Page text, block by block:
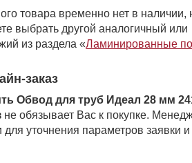
товара временно нет в наличии,
выбрать другой аналогичный или
из раздела «Ламинированные
заказ
Обвод для труб Идеал 28 мм
не обязывает Вас к покупке.
для уточнения параметров заявки и